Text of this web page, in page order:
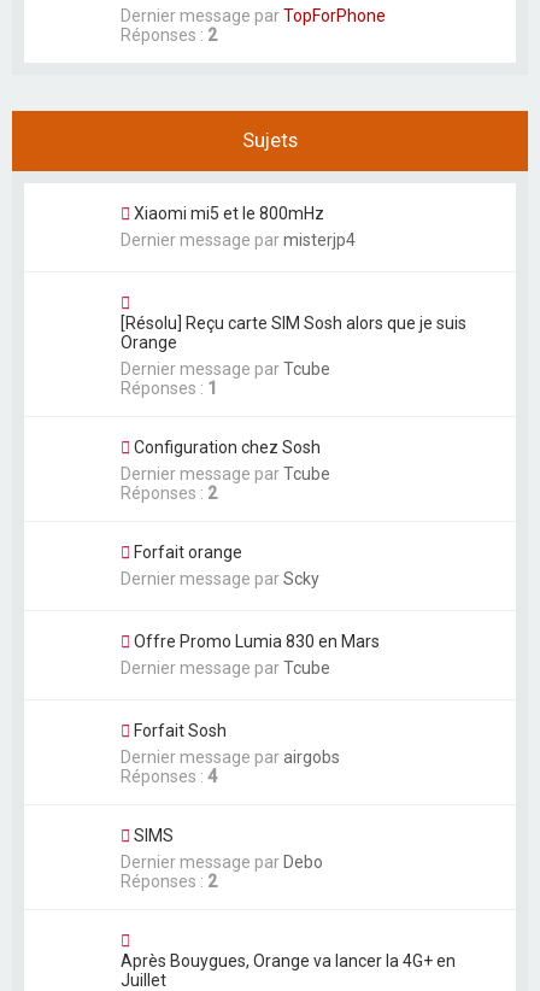
Dernier message parTopForPhone
Réponses : 2
Sujets
Xiaomi mi5 et le 800mHz
Dernier message parmisterjp4
[Résolu] Reçu carte SIM Sosh alors que je suis
Orange
Dernier message parTcube
Réponses : 1
Configuration chez Sosh
Dernier message parTcube
Réponses : 2
Forfait orange
Dernier message parScky
Offre Promo Lumia 830 en Mars
Dernier message parTcube
Forfait Sosh
Dernier message parairgobs
Réponses : 4
SIMS
Dernier message parDebo
Réponses : 2
Après Bouygues, Orange va lancer la 4G+ en
Juillet